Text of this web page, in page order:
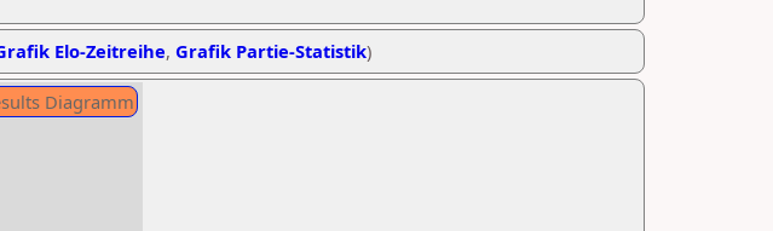
Elo-Zeitreihe, Grafik Partie-Statistik)